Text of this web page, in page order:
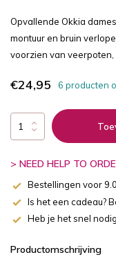
Opvallende Okkia
montuur en bruin
voorzien van
€24,95 6 producten
> NEED HELP TO
Bestellingen voor
Is het een cadeau?
Heb je het snel
Productomschrijving